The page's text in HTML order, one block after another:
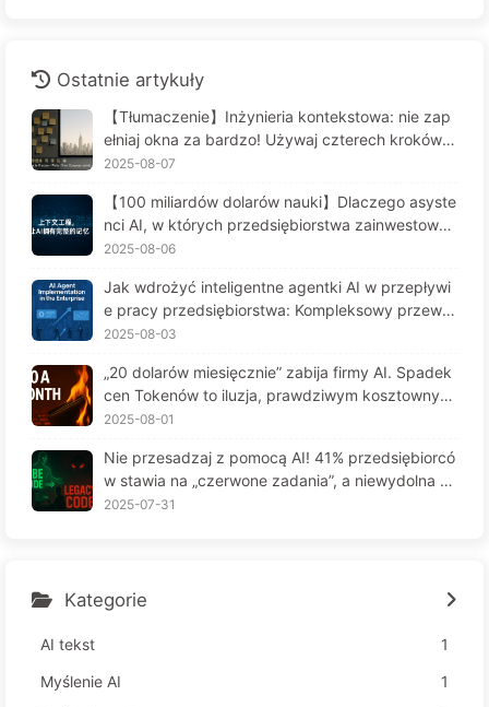
Ostatnie artykuły
【Tłumaczenie】Inżynieria kontekstowa: nie zap
ełniaj okna za bardzo! Używaj czterech kroków d
o zarządzania kontekstem, bądź czujny na zafał
ewnątrz — Uczymy się AI powoli 170
2025-08-07
【100 miliardów dolarów nauki】Dlaczego asyste
nci AI, w których przedsiębiorstwa zainwestował
y fortunę, cierpią na "amnezję" w kluczowych mo
wydajności? — Powoli ucz się AI 169
2025-08-06
Jak wdrożyć inteligentne agentki AI w przepływi
e pracy przedsiębiorstwa: Kompleksowy przewo
dnik wdrożenia na rok 2025 - Powoli ucz się AI16
2025-08-03
„20 dolarów miesięcznie” zabija firmy AI. Spadek
cen Tokenów to iluzja, prawdziwym kosztownym
jest twoja chciwość — powoli ucz się AI164
2025-08-01
Nie przesadzaj z pomocą AI! 41% przedsiębiorcó
w stawia na „czerwone zadania”, a niewydolna te
chnologia czyni pracowników jeszcze bardziej ni
2025-07-31
Kategorie
AI tekst
1
Myślenie AI
1